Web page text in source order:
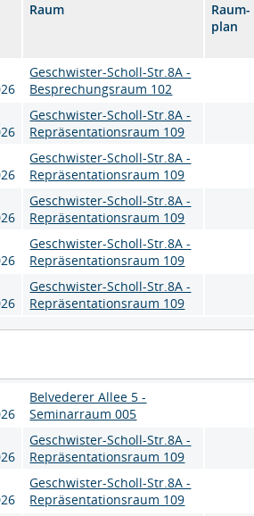
Raum
Raum-
plan
Geschwister-Scholl-Str.8A -
Besprechungsraum 102
Geschwister-Scholl-Str.8A -
Repräsentationsraum 109
Geschwister-Scholl-Str.8A -
Repräsentationsraum 109
Geschwister-Scholl-Str.8A -
Repräsentationsraum 109
Geschwister-Scholl-Str.8A -
Repräsentationsraum 109
Geschwister-Scholl-Str.8A -
Repräsentationsraum 109
Belvederer Allee 5 -
Seminarraum 005
Geschwister-Scholl-Str.8A -
Repräsentationsraum 109
Geschwister-Scholl-Str.8A -
Repräsentationsraum 109